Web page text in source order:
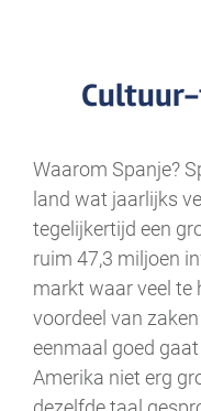
Waarom Spanje?
land wat jaarlijks
tegelijkertijd een
ruim 47,3 miljoen
markt waar veel te
voordeel van
eenmaal goed
Amerika niet erg